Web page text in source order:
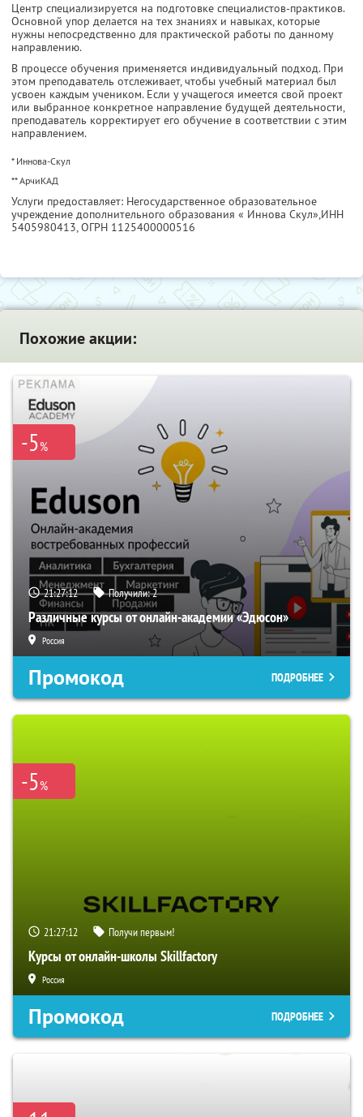
Центр специализируется на подготовке специалистов-практиков.
Основной упор делается на тех знаниях и навыках, которые
нужны непосредственно для практической работы по данному
направлению.
В процессе обучения применяется индивидуальный подход. При
этом преподаватель отслеживает, чтобы учебный материал был
усвоен каждым учеником. Если у учащегося имеется свой проект
или выбранное конкретное направление будущей деятельности,
преподаватель корректирует его обучение в соответствии с этим
направлением.
* Иннова-Скул
** АрчиКАД
Услуги предоставляет: Негосударственное образовательное
учреждение дополнительного образования « Иннова Скул»,ИНН
5405980413, ОГРН 1125400000516
Похожие акции:
-5%
21:27:12 Получили:2
Различные курсы от онлайн-академии «Эдюсон»
Россия
Промокод ПОДРОБНЕЕ
-5%
21:27:12 Получи первым!
Курсы от онлайн-школы Skillfactory
Россия
Промокод ПОДРОБНЕЕ